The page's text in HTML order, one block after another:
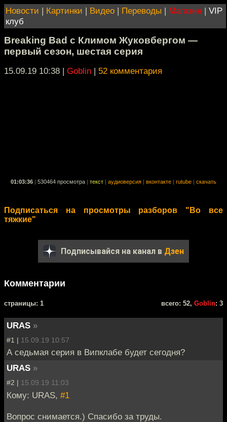
Новости | Картинки | Видео | Переводы | Магазин | VIP
клуб
Breaking Bad с Климом Жуковбергом —
первый сезон, шестая серия
15.09.19 10:38 | Goblin | 52 комментария
01:03:36 530464 просмотра текст аудиоверсия вконтакте rutube скачать
Подписаться на просмотры разборов "Во все
тяжкие"
Подписывайся на канал в Дзен
Комментарии
cтраницы: 1 всего: 52, Goblin: 3
URAS »
#1 | 15.09.19 10:57
А седьмая серия в Випклабе будет сегодня?
URAS »
#2 | 15.09.19 11:03
Кому: URAS, #1
Вопрос снимается.) Спасибо за труды.